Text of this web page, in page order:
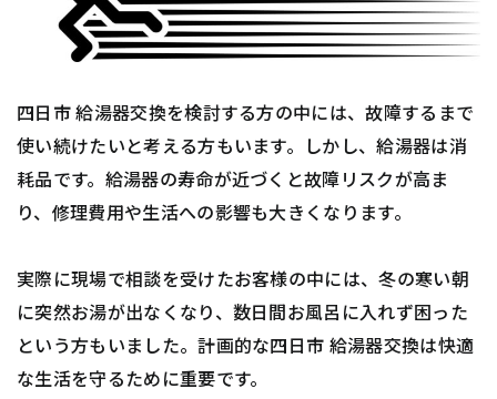
四日市 給湯器交換を検討する方の中には、故障するまで
使い続けたいと考える方もいます。しかし、給湯器は消
耗品です。給湯器の寿命が近づくと故障リスクが高ま
り、修理費用や生活への影響も大きくなります。
実際に現場で相談を受けたお客様の中には、冬の寒い朝
に突然お湯が出なくなり、数日間お風呂に入れず困った
という方もいました。計画的な四日市 給湯器交換は快適
な生活を守るために重要です。